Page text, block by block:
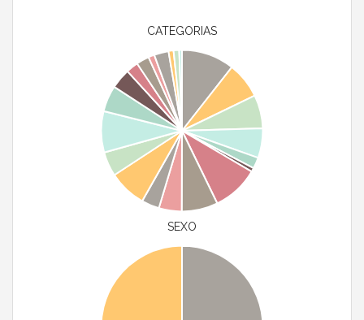
CATEGORIAS
SEXO